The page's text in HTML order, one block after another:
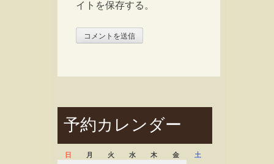
イトを保存する。
予約カレンダー
日 月 火 水 木 金 土